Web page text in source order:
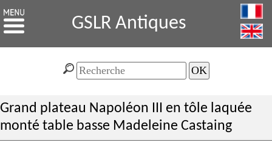
GSLR Antiques
Grand plateau Napoléon III en tôle laquée
monté table basse Madeleine Castaing